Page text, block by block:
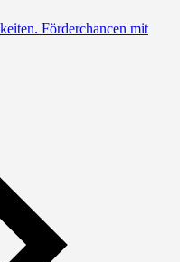
Förderchancen mit